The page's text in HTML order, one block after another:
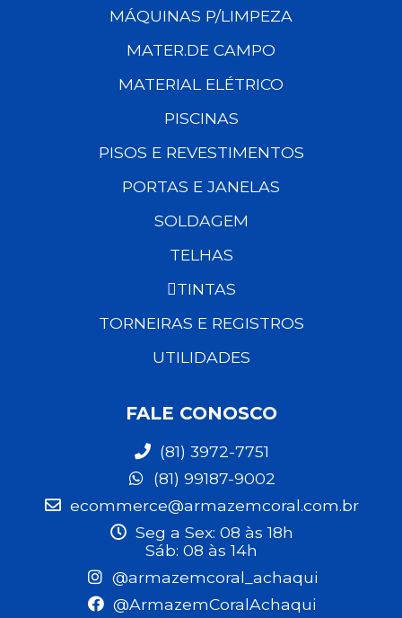
MÁQUINAS P/LIMPEZA
MATER.DE CAMPO
MATERIAL ELÉTRICO
PISCINAS
PISOS E REVESTIMENTOS
PORTAS E JANELAS
SOLDAGEM
TELHAS
TINTAS
TORNEIRAS E REGISTROS
UTILIDADES
FALE CONOSCO
(81) 3972-7751
(81) 99187-9002
ecommerce@armazemcoral.com.br
Seg a Sex: 08 às 18h
Sáb: 08 às 14h
@armazemcoral_achaqui
@ArmazemCoralAchaqui